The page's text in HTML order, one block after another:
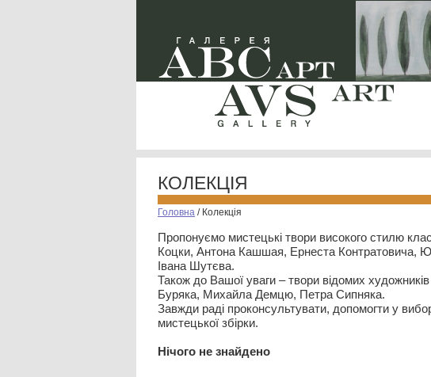
КОЛЕКЦІЯ
Головна / Колекція
Пропонуємо мистецькі твори високого стилю
Коцки, Антона Кашшая, Ернеста Контратовича,
Івана Шутєва.
Також до Вашої уваги – твори відомих
Буряка, Михайла Демцю, Петра Сипняка.
Завжди раді проконсультувати, допомогти у
мистецької збірки.
Нiчого не знайдено